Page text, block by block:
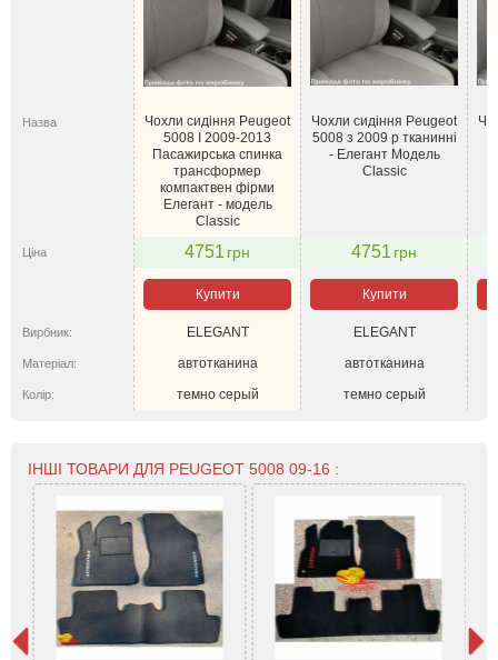
Назва
Чохли сидіння Peugeot
5008 I 2009-2013
Пасажирська спинка
трансформер
компактвен фірми
Елегант - модель
Classic
Чохли сидіння Peugeot
5008 з 2009 р тканинні
- Елегант Модель
Classic
Ціна 4751 грн 4751 грн
Купити Купити
Вирбник: ELEGANT ELEGANT
Матеріал: автотканина автотканина
Колір: темно серый темно серый
ІНШІ ТОВАРИ ДЛЯ PEUGEOT 5008 09-16 :